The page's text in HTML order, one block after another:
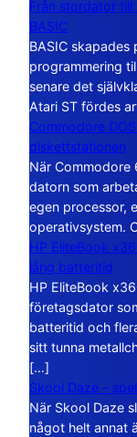
Från stordator till
BASIC
BASIC
programmering
senare det
Atari ST fördes
Commodore
diskettstationen
När Commodore
datorn som
egen processor,
operativsystem.
HP EliteBook
lång batteritid
HP EliteBook
företagsdator
batteritid och
sitt tunna
[…]
Skool Daze –
När Skool Daze
något helt annat